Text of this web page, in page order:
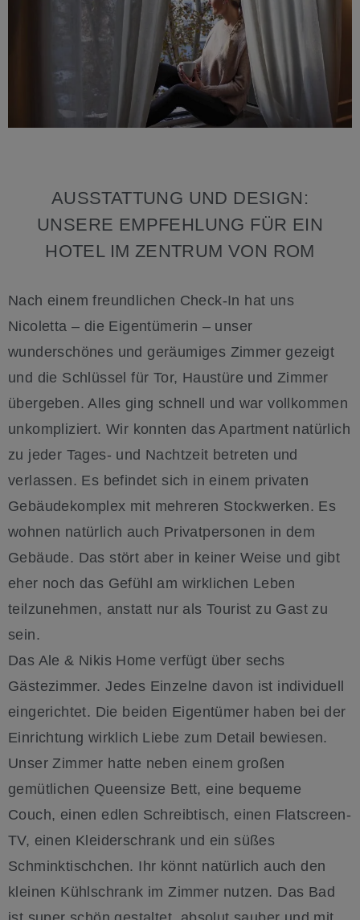
AUSSTATTUNG UND DESIGN:
UNSERE EMPFEHLUNG FÜR EIN
HOTEL IM ZENTRUM VON ROM
Nach einem freundlichen Check-In hat uns
Nicoletta – die Eigentümerin – unser
wunderschönes und geräumiges Zimmer gezeigt
und die Schlüssel für Tor, Haustüre und Zimmer
übergeben. Alles ging schnell und war vollkommen
unkompliziert. Wir konnten das Apartment natürlich
zu jeder Tages- und Nachtzeit betreten und
verlassen. Es befindet sich in einem privaten
Gebäudekomplex mit mehreren Stockwerken. Es
wohnen natürlich auch Privatpersonen in dem
Gebäude. Das stört aber in keiner Weise und gibt
eher noch das Gefühl am wirklichen Leben
teilzunehmen, anstatt nur als Tourist zu Gast zu
sein.
Das Ale & Nikis Home verfügt über sechs
Gästezimmer. Jedes Einzelne davon ist individuell
eingerichtet. Die beiden Eigentümer haben bei der
Einrichtung wirklich Liebe zum Detail bewiesen.
Unser Zimmer hatte neben einem großen
gemütlichen Queensize Bett, eine bequeme
Couch, einen edlen Schreibtisch, einen Flatscreen-
TV, einen Kleiderschrank und ein süßes
Schminktischchen. Ihr könnt natürlich auch den
kleinen Kühlschrank im Zimmer nutzen. Das Bad